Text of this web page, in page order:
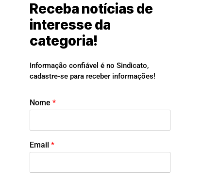
Receba notícias de
interesse da
categoria!
Informação confiável é no Sindicato,
cadastre-se para receber informações!
Nome *
Email *